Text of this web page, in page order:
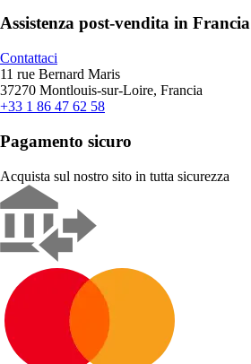
Assistenza post-vendita in Francia
Contattaci
11 rue Bernard Maris
37270 Montlouis-sur-Loire, Francia
+33 1 86 47 62 58
Pagamento sicuro
Acquista sul nostro sito in tutta sicurezza